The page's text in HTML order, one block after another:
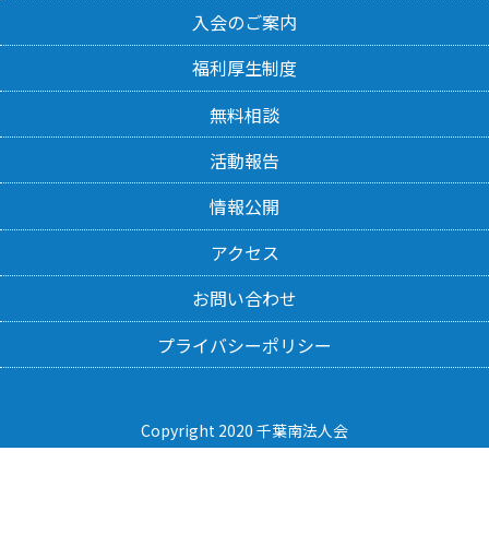
入会のご案内
福利厚生制度
無料相談
活動報告
情報公開
アクセス
お問い合わせ
プライバシーポリシー
Copyright 2020 千葉南法人会